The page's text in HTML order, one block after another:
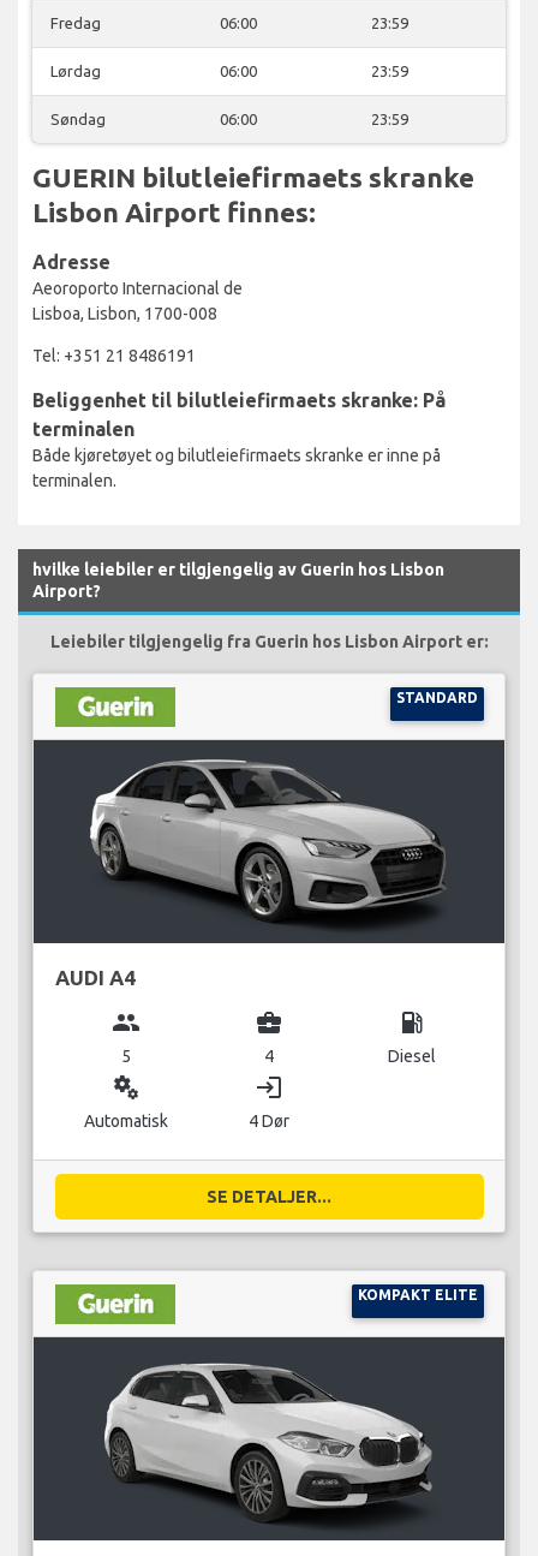
Fredag 06:00 23:59
Lørdag 06:00 23:59
Søndag 06:00 23:59
GUERIN bilutleiefirmaets skranke
Lisbon Airport finnes:
Adresse
Aeoroporto Internacional de
Lisboa, Lisbon, 1700-008
Tel: +351 21 8486191
Beliggenhet til bilutleiefirmaets skranke: På
terminalen
Både kjøretøyet og bilutleiefirmaets skranke er inne på
terminalen.
hvilke leiebiler er tilgjengelig av Guerin hos Lisbon
Airport?
Leiebiler tilgjengelig fra Guerin hos Lisbon Airport er:
STANDARD
AUDI A4
group
5
business_center
4
local_gas_station
Diesel
miscellaneous_services
Automatisk
login
4 Dør
SE DETALJER...
KOMPAKT ELITE